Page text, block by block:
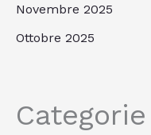
Novembre 2025
Ottobre 2025
Categorie